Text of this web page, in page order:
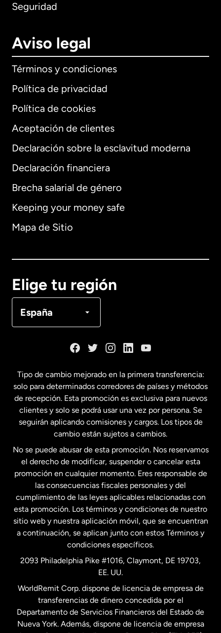
Seguridad
Aviso legal
Términos y condiciones
Política de privacidad
Política de cookies
Aceptación de clientes
Declaración sobre la esclavitud moderna
Declaración financiera
Brecha salarial de género
Keeping your money safe
Mapa de Sitio
Elige tu región
España
Internacional English
Alemania
Français
Estados Unidos English
Estados Unidos Español
Francia
Malasia
Nueva Zelanda
Países Bajos
Suecia
Tipo de cambio mejorado en la primera transferencia:
solo para determinados corredores de países y métodos
de recepción. Esta promoción es exclusiva para nuevos
clientes y solo se podrá usar una vez por persona. Se
seguirán aplicando comisiones y cargos. Los tipos de
cambio están sujetos a cambios.
No se puede abusar de esta promoción. Nos reservamos
el derecho de modificar, suspender o cancelar esta
promoción en cualquier momento. Eres responsable de
las consecuencias fiscales personales y del
cumplimiento de las leyes aplicables relacionadas con
esta promoción. Los términos y condiciones de nuestro
sitio web y nuestra aplicación móvil, que se encuentran
a continuación, se aplican junto con estos Términos y
condiciones específicos.
2093 Philadelphia Pike #1016, Claymont, DE 19703,
EE. UU.
WorldRemit Corp. dispone de licencia de empresa de
transferencias de dinero concedida por el
Departamento de Servicios Financieros del Estado de
Nueva York. Además, dispone de licencia de empresa